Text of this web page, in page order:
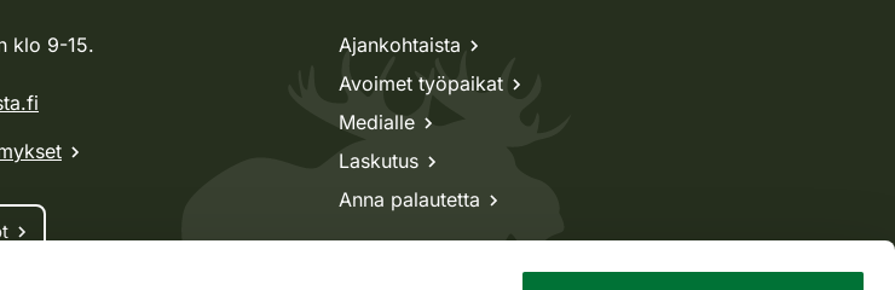
klo 9-15.
Ajankohtaista
Avoimet työpaikat
Medialle
Laskutus
Anna palautetta